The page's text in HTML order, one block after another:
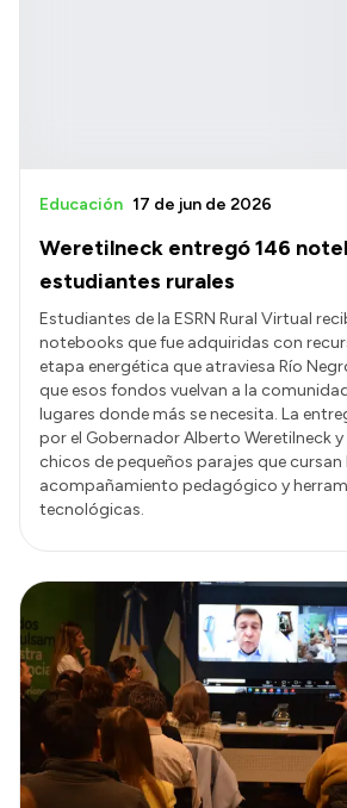
Weretilneck entregó 146
estudiantes rurales
Educación 17 de jun de 2026
Estudiantes de la ESRN Rural Virtual
notebooks que fue adquiridas con
etapa energética que atraviesa Río
que esos fondos vuelvan a la
lugares donde más se necesita. La
por el Gobernador Alberto Weretilneck
chicos de pequeños parajes que
acompañamiento pedagógico y
tecnológicas.